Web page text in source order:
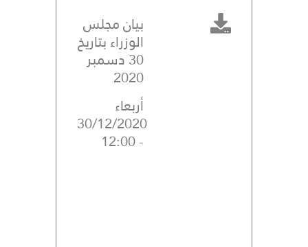
بيان مجلس
الوزراء بتاريخ
30 دسمبر
2020
أربعاء
30/12/2020
- 12:00